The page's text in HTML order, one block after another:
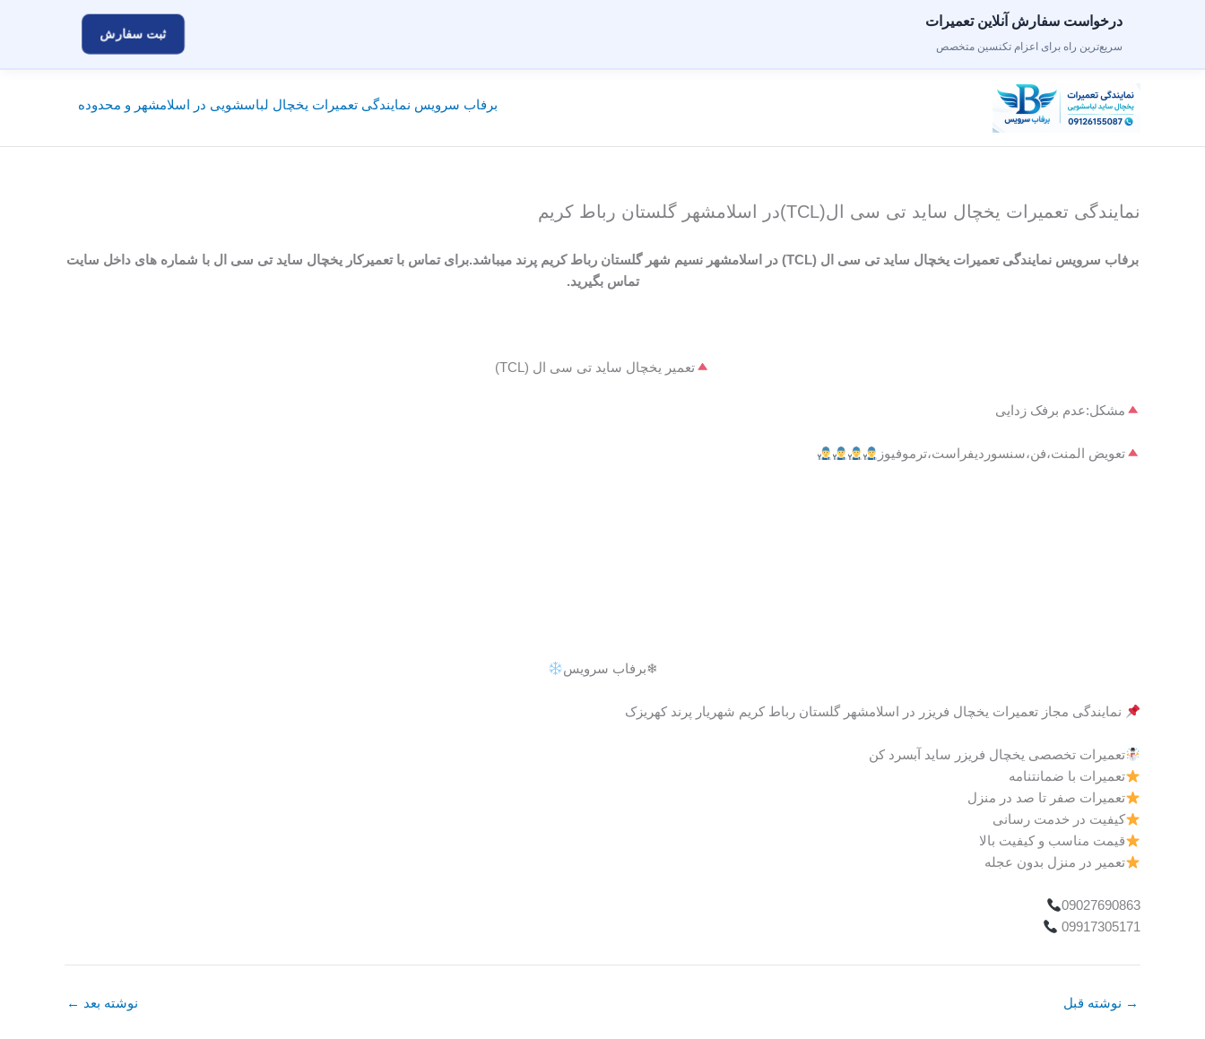
برفاب سرویس نمایندگی تعمیرات یخچال لباسشویی در اسلامشهر و محدوده
نمایندگی تعمیرات یخچال ساید تی سی ال(TCL)در اسلامشهر گلستان رباط کریم
برفاب سرویس نمایندگی تعمیرات یخچال ساید تی سی ال (TCL) در اسلامشهر نسیم شهر گلستان رباط کریم پرند میباشد.برای تماس با تعمیرکار یخچال ساید تی سی ال با شماره های داخل سایت
تماس بگیرید.
تعمیر یخچال ساید تی سی ال (TCL)
مشکل:عدم برفک زدایی
تعویض المنت،فن،سنسوردیفراست،ترموفیوز
❄برفاب سرویس
نمایندگی مجاز تعمیرات یخچال فریزر در اسلامشهر گلستان رباط کریم شهریار پرند کهریزک
تعمیرات تخصصی یخچال فریزر ساید آبسرد کن
تعمیرات با ضمانتنامه
تعمیرات صفر تا صد در منزل
کیفیت در خدمت رسانی
قیمت مناسب و کیفیت بالا
تعمیر در منزل بدون عجله
09027690863
09917305171
→ نوشته قبل نوشته بعد ←
درخواست سفارش آنلاین تعمیرات
سریع‌ترین راه برای اعزام تکنسین متخصص
ثبت سفارش